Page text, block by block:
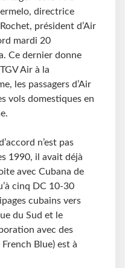
directrice
président d’Air
mardi 20
Ce dernier donne
Air à la
les passagers d’Air
vols domestiques en
n’est pas
1990, il avait déjà
avec Cubana de
cinq DC 10-30
cubains vers
du Sud et le
avec des
Blue) est à